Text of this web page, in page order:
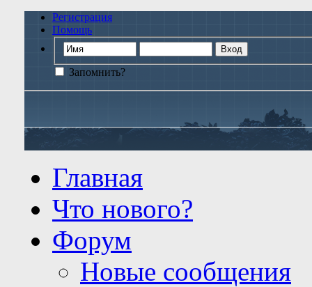
Регистрация
Помощь
Запомнить?
Главная
Что нового?
Форум
Новые сообщения